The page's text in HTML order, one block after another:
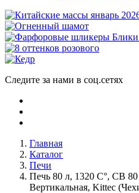
Следите за нами в соц.сетях
Главная
Каталог
Печи
Печь 80 л, 1320 С°, СВ
Вертикальная, Kittec